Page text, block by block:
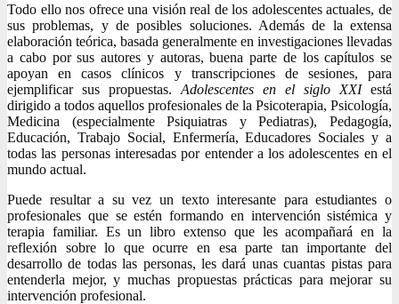
Todo ello nos ofrece una visión real de los adolescentes actuales, de
sus problemas, y de posibles soluciones. Además de la extensa
elaboración teórica, basada generalmente en investigaciones llevadas
a cabo por sus autores y autoras, buena parte de los capítulos se
apoyan en casos clínicos y transcripciones de sesiones, para
ejemplificar sus propuestas. Adolescentes en el siglo XXI está
dirigido a todos aquellos profesionales de la Psicoterapia, Psicología,
Medicina (especialmente Psiquiatras y Pediatras), Pedagogía,
Educación, Trabajo Social, Enfermería, Educadores Sociales y a
todas las personas interesadas por entender a los adolescentes en el
mundo actual.
Puede resultar a su vez un texto interesante para estudiantes o
profesionales que se estén formando en intervención sistémica y
terapia familiar. Es un libro extenso que les acompañará en la
reflexión sobre lo que ocurre en esa parte tan importante del
desarrollo de todas las personas, les dará unas cuantas pistas para
entenderla mejor, y muchas propuestas prácticas para mejorar su
intervención profesional.